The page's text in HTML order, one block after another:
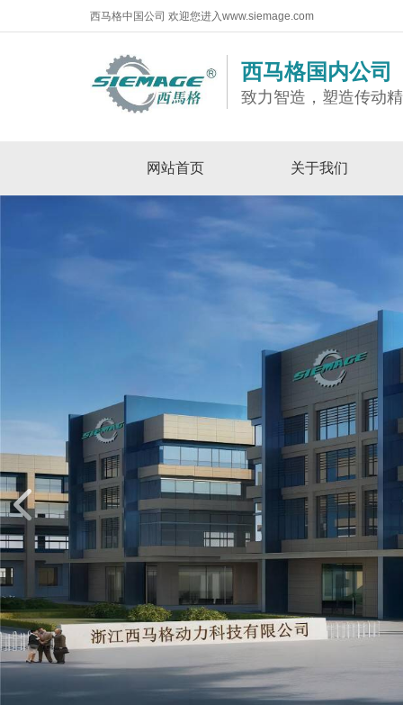
西马格中国公司 欢迎您进入www.siemage.com
西马格国内公司
致力智造，塑造传动
网站首页 关于我们